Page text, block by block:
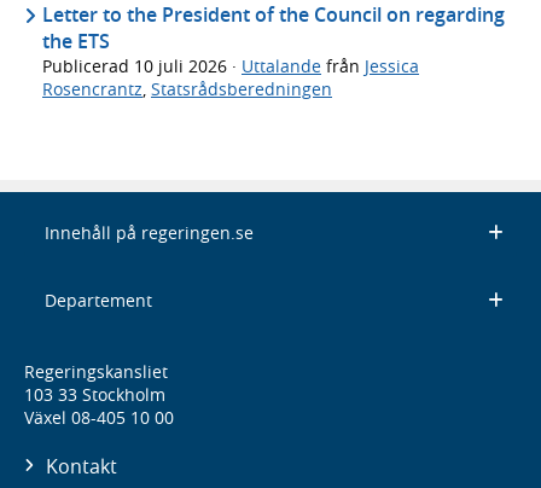
Letter to the President of the Council on regarding
the ETS
Publicerad 10 juli 2026 · Uttalande från Jessica
Rosencrantz, Statsrådsberedningen
Innehåll på regeringen.se
Departement
Regeringskansliet
103 33 Stockholm
Växel 08-405 10 00
Kontakt